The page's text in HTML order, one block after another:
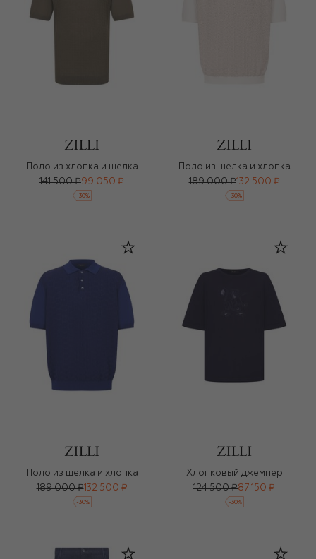
Поло из хлопка и шелка
141 500 ₽99 050 ₽
-30%
Поло из шелка и хлопка
189 000 ₽132 500 ₽
-30%
Поло из шелка и хлопка
189 000 ₽132 500 ₽
-30%
Хлопковый джемпер
124 500 ₽87 150 ₽
-30%